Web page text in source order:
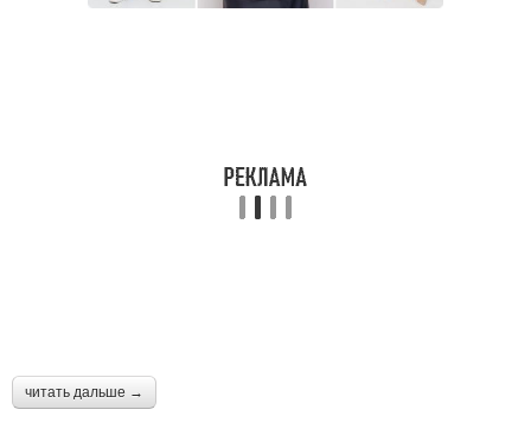
читать дальше →